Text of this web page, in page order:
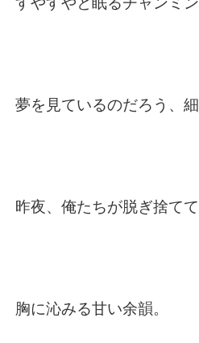
夢を見ているのだろう、
昨夜、俺たちが脱ぎ捨て
胸に沁みる甘い余韻。